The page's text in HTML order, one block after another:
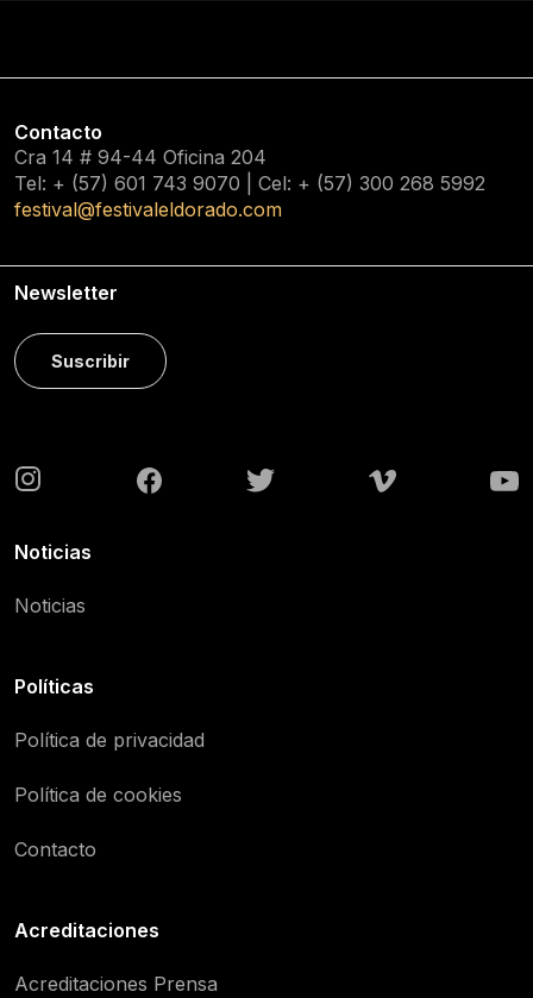
Contacto
Cra 14 # 94-44 Oficina 204
Tel: + (57) 601 743 9070 | Cel: + (57) 300 268 5992
festival@festivaleldorado.com
Newsletter
Suscribir
Noticias
Noticias
Políticas
Política de privacidad
Política de cookies
Contacto
Acreditaciones
Acreditaciones Prensa